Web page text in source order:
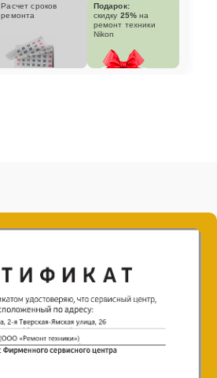
Расчет сроков
ремонта
Подарок:
скидку 25% на
ремонт техники
Nikon